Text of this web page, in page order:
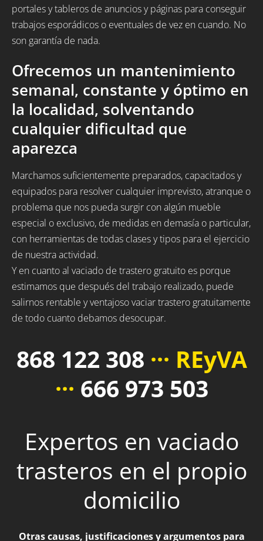
portales y tableros de anuncios y páginas para conseguir
trabajos esporádicos o eventuales de vez en cuando. No
son garantía de nada.
Ofrecemos un mantenimiento
semanal, constante y óptimo en
la localidad, solventando
cualquier dificultad que
aparezca
Marchamos suficientemente preparados, capacitados y
equipados para resolver cualquier imprevisto, atranque o
problema que nos pueda surgir con algún mueble
especial o exclusivo, de medidas en demasía o particular,
con herramientas de todas clases y tipos para el ejercicio
de nuestra actividad.
Y en cuanto al vaciado de trastero gratuito es porque
estimamos que después del trabajo realizado, puede
salirnos rentable y ventajoso vaciar trastero gratuitamente
de todo cuanto debamos desocupar.
868 122 308 ··· REyVA
··· 666 973 503
Expertos en vaciado
trasteros en el propio
domicilio
Otras causas, justificaciones y argumentos para